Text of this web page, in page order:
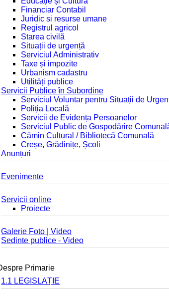
Financiar Contabil
Juridic si resurse umane
Registrul agricol
Starea civilă
Situații de urgență
Serviciul Administrativ
Taxe și impozite
Urbanism cadastru
Utilități publice
Servicii Publice în Subordine
Serviciul Voluntar pentru Situații de
Poliția Locală
Servicii de Evidența Persoanelor
Serviciul Public de Gospodărire
Cămin Cultural / Bibliotecă Comunală
Creșe, Grădinițe, Școli
Anunțuri
Evenimente
Servicii online
Proiecte
Galerie Foto | Video
Sedinte publice - Video
Primarie
1.1 LEGISLAȚIE